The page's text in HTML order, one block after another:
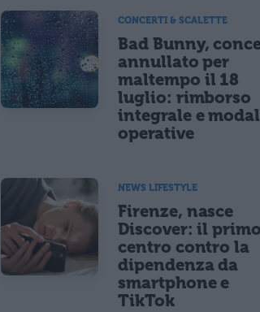
CONCERTI & SCALETTE
Bad Bunny,
annullato per
maltempo il 18
luglio: rimborso
integrale e
operative
NEWS LIFESTYLE
Firenze, nasce
Discover: il primo
centro contro la
dipendenza da
smartphone e
TikTok